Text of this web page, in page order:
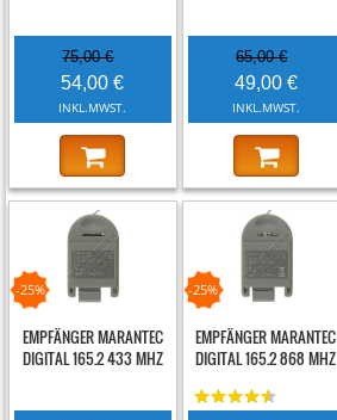
75,00 €
54,00 €
INKL.MWST.
65,00 €
49,00 €
INKL.MWST.
-25%
EMPFÄNGER MARANTEC
DIGITAL 165.2 433 MHZ
-25%
EMPFÄNGER MARANTEC
DIGITAL 165.2 868 MHZ